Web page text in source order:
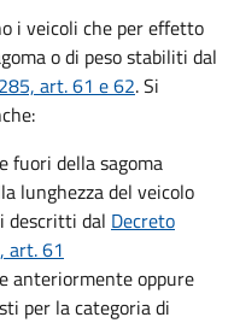
i veicoli che per effetto
o di peso stabiliti dal
art. 61 e 62. Si
fuori della sagoma
lunghezza del veicolo
descritti dal Decreto
art. 61
anteriormente oppure
per la categoria di